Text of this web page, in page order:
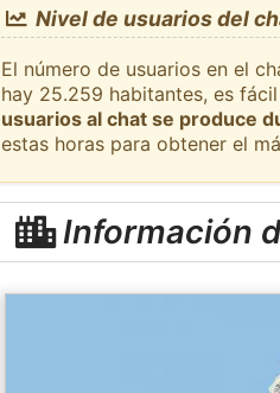
Nivel de usuarios del
El número de usuarios en el
hay 25.259 habitantes, es
usuarios al chat se produce
estas horas para obtener el
Información